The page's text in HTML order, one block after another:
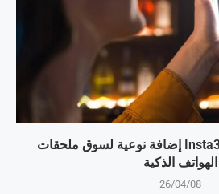
شاشة Snap من Insta360 إضافة نوعية لسوق ملحقات
الهواتف الذكية
26/04/08